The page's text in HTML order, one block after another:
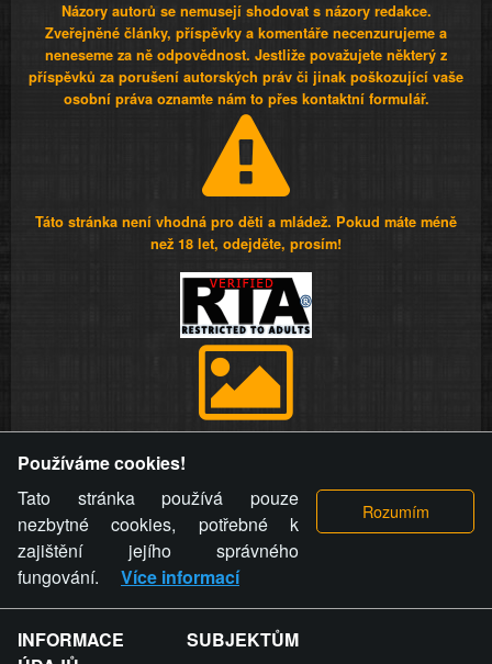
Názory autorů se nemusejí shodovat s názory redakce.
Zveřejněné články, příspěvky a komentáře necenzurujeme a
neneseme za ně odpovědnost. Jestliže považujete některý z
příspěvků za porušení autorských práv či jinak poškozující vaše
osobní práva oznamte nám to přes kontaktní formulář.
Táto stránka není vhodná pro děti a mládež. Pokud máte méně
než 18 let, odejděte, prosím!
videa a komentáře. Osoba, které se toto opatření provozovatele
stránky týče, ani osoba, která umístila fotografii nebo video na
stránku, nemůže z důvodu odstranění fotografie, videa nebo
komentáře pro výše uvedenou okolnost uplatnit vůči
provozovateli stránky žádný nárok na náhradu škody nebo
nemajetkové újmy.
Používáme cookies!
Tato stránka používá pouze
nezbytné cookies, potřebné k
zajištění jejího správného
fungování.
Více informací
INFORMACE SUBJEKTŮM